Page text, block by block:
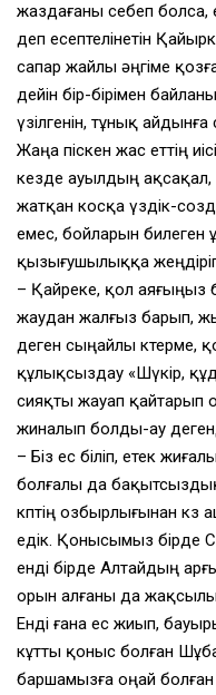
жаздағаны себеп
деп есептелінетін
сапар жайлы әңгіме
дейін бір-бірімен
үзілгенін, тұнық айдынға
Жаңа піскен жас еттің
кезде ауылдың
жатқан косқа үздік-
емес, бойларын билеген
қызығушылыққа
– Қайреке, қол аяғыңыз
жаудан жалғыз барып,
деген сыңайлы көтерме,
құлықсыздау «Шүкір,
сияқты жауап қайтарып
жиналып болды-ау
– Біз ес біліп, етек
болғалы да
көптің озбырлығынан
едік. Қонысымыз бірде
енді бірде Алтайдың
орын алғаны да
Енді ғана ес жиып,
кұтты қоныс болған
баршамызға оңай